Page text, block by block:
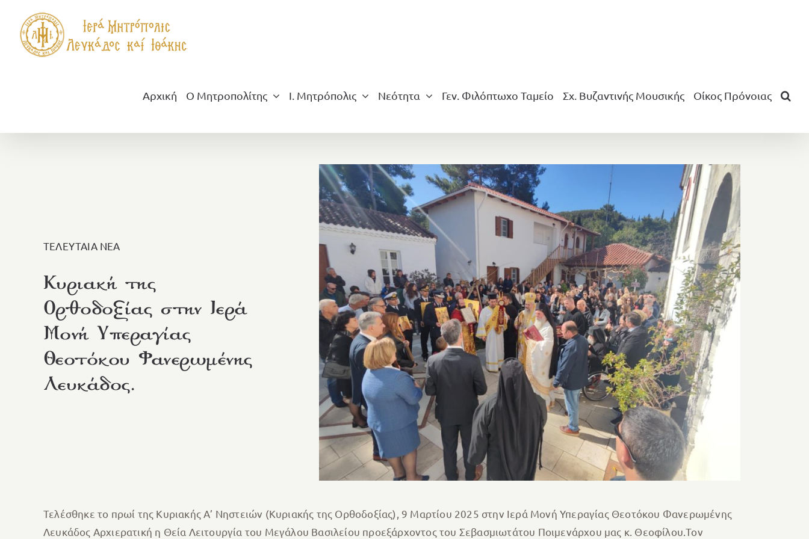
περιεχόμενο
Αρχική Ο Μητροπολίτης Ι. Μητρόπολις Νεότητα Γεν. Φιλόπτωχο Ταμείο Σχ. Βυζαντινής Μουσικής Οίκος Πρόνοιας
ΤΕΛΕΥΤΑΙΑ ΝΕΑ
Κυριακή της
Ορθοδοξίας στην Ιερά
Μονή Υπεραγίας
Θεοτόκου Φανερωμένης
Λευκάδος.
Τελέσθηκε το πρωί της Κυριακής Α’ Νηστειών (Κυριακής της Ορθοδοξίας), 9 Μαρτίου 2025 στην Ιερά Μονή Υπεραγίας Θεοτόκου Φανερωμένης
Λευκάδος Αρχιερατική η Θεία Λειτουργία του Μεγάλου Βασιλείου προεξάρχοντος του Σεβασμιωτάτου Ποιμενάρχου μας κ. Θεοφίλου.Τον